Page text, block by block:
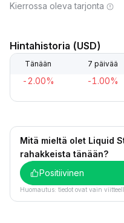
Kierrossa oleva tarjonta
Hintahistoria (USD)
Tänään 7 päivää
-2.00% -1.00%
Mitä mieltä olet Liquid
rahakkeista tänään?
Positiivinen
Huomautus: tiedot ovat vain